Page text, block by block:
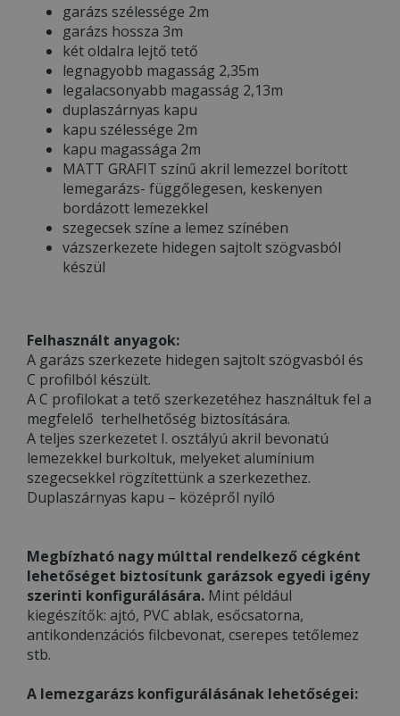
garázs szélessége 2m
garázs hossza 3m
két oldalra lejtő tető
legnagyobb magasság 2,35m
legalacsonyabb magasság 2,13m
duplaszárnyas kapu
kapu szélessége 2m
kapu magassága 2m
MATT GRAFIT színű akril lemezzel borított
lemegarázs- függőlegesen, keskenyen
bordázott lemezekkel
szegecsek színe a lemez színében
vázszerkezete hidegen sajtolt szögvasból
készül
Felhasznált anyagok:
A garázs szerkezete hidegen sajtolt szögvasból és
C profilból készült.
A C profilokat a tető szerkezetéhez használtuk fel a
megfelelő terhelhetőség biztosítására.
A teljes szerkezetet I. osztályú akril bevonatú
lemezekkel burkoltuk, melyeket alumínium
szegecsekkel rögzítettünk a szerkezethez.
Duplaszárnyas kapu – középről nyíló
Megbízható nagy múlttal rendelkező cégként
lehetőséget biztosítunk garázsok egyedi igény
szerinti konfigurálására. Mint például
kiegészítők: ajtó, PVC ablak, esőcsatorna,
antikondenzációs filcbevonat, cserepes tetőlemez
stb.
A lemezgarázs konfigurálásának lehetőségei: